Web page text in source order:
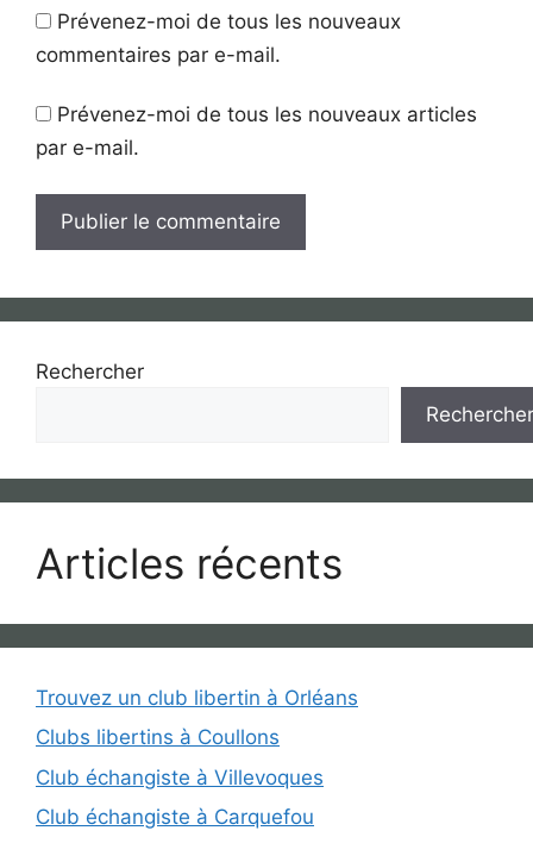
Prévenez-moi de tous les nouveaux
commentaires par e-mail.
Prévenez-moi de tous les nouveaux articles
par e-mail.
Rechercher
Rechercher
Articles récents
Trouvez un club libertin à Orléans
Clubs libertins à Coullons
Club échangiste à Villevoques
Club échangiste à Carquefou